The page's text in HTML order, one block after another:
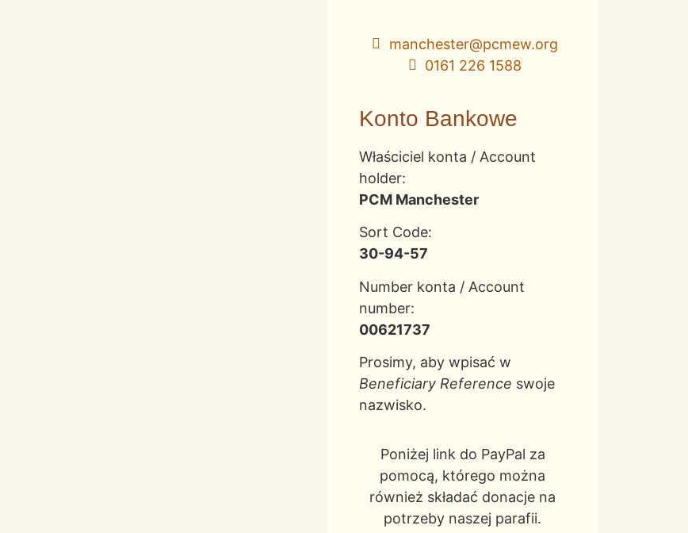
manchester@pcmew.org
0161 226 1588
Konto Bankowe
Właściciel konta / Account
holder:
PCM Manchester
Sort Code:
30-94-57
Number konta / Account
number:
00621737
Prosimy, aby wpisać w
Beneficiary Reference swoje
nazwisko.
Poniżej link do PayPal za
pomocą, którego można
również składać donacje na
potrzeby naszej parafii.